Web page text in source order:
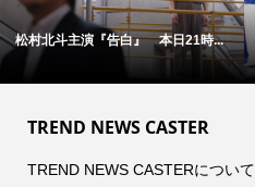
松村北斗主演『告白』 本日21時...
TREND NEWS CASTER
TREND NEWS CASTERについて